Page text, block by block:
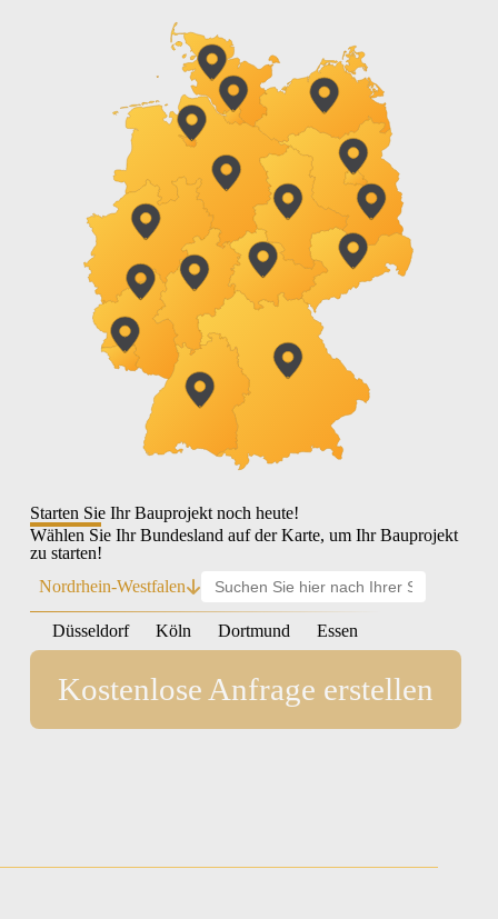
Starten Sie Ihr Bauprojekt noch heute!
Wählen Sie Ihr Bundesland auf der Karte, um Ihr Bauprojekt
zu starten!
Nordrhein-Westfalen
Düsseldorf Köln Dortmund Essen
Kostenlose Anfrage erstellen